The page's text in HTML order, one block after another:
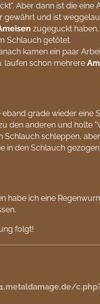
Aber dann ist die
gewährt und ist
zugeguckt
Schlauch getötet.
kamen ein paar
laufen schon mehrere
eband grade wieder eine
den anderen und holte
Schlauch schleppen,
in den Schlauch
habe ich eine
folgt!